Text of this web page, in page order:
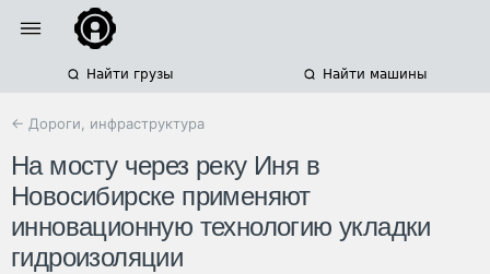
Найти грузы Найти машины
← Дороги, инфраструктура
На мосту через реку Иня в
Новосибирске применяют
инновационную технологию укладки
гидроизоляции